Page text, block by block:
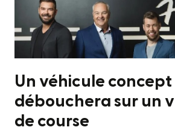
Un véhicule concept
débouchera sur un
de course